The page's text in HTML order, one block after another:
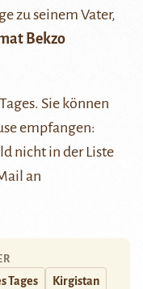
zu seinem Vater,
Bekzo
Sie können
empfangen:
nicht in der Liste
an
Tages Kirgistan